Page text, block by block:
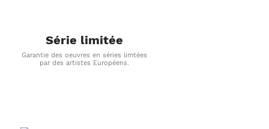
Série limitée
Garantie des oeuvres en séries limtées
par des artistes Européens.